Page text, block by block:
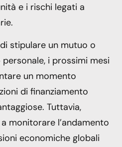
e i rischi legati a
stipulare un mutuo o
i prossimi mesi
un momento
di finanziamento
Tuttavia,
monitorare l’andamento
economiche globali